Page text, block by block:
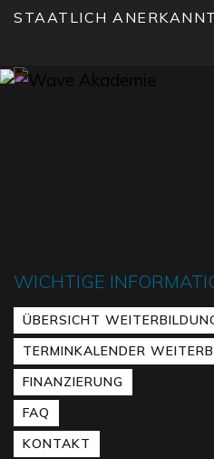
STAATLICH
WICHTIGE
ÜBERSICHT
TERMINKALENDER
FINANZIERUNG
FAQ
KONTAKT